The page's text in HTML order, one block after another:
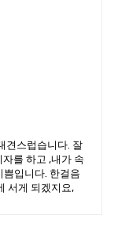
견스럽습니다. 잘
를 하고 ,내가 속
쁨입니다. 한걸음
서게 되겠지요,